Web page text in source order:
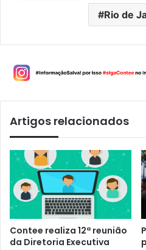
Rio de
Artigos relacionados
Contee realiza 12ª reunião
da Diretoria Executiva